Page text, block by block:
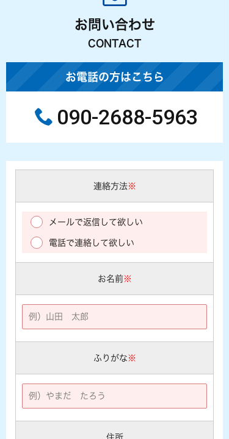
お問い合わせ
CONTACT
お電話の方はこちら
090-2688-5963
連絡方法※
メールで返信して欲しい
電話で連絡して欲しい
お名前※
ふりがな ※
住所